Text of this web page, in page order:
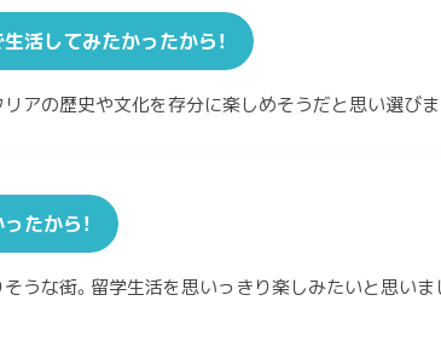
活してみたかったから！
アの歴史や文化を存分に楽しめそうだと思い選びま
たから！
うな街。留学生活を思いっきり楽しみたいと思いま